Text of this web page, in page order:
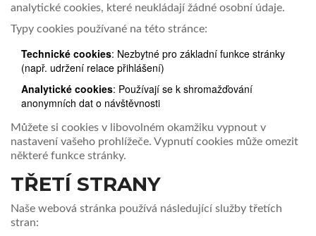
analytické cookies, které neukládají žádné osobní údaje.
Typy cookies používané na této stránce:
Technické cookies: Nezbytné pro základní funkce stránky
(např. udržení relace přihlášení)
Analytické cookies: Používají se k shromažďování
anonymních dat o návštěvnosti
Můžete si cookies v libovolném okamžiku vypnout v
nastavení vašeho prohlížeče. Vypnutí cookies může omezit
některé funkce stránky.
TŘETÍ STRANY
Naše webová stránka používá následující služby třetích
stran: